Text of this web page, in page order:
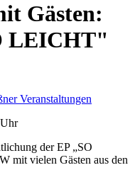
Gästen:
LEICHT"
Veranstaltungen
der EP „SO
mit vielen Gästen aus den